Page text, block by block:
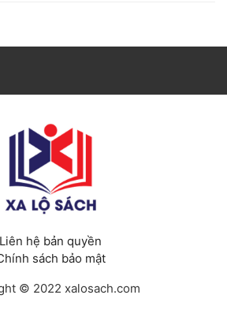
Liên hệ bản quyền
sách bảo mật
© 2022 xalosach.com